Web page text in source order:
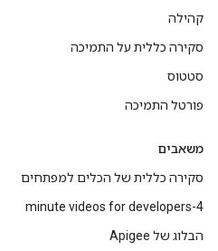
קהילה
סקירה כללית על התמיכה
סטטוס
פורטל התמיכה
משאבים
סקירה כללית של הכלים למפתחים
4-minute videos for developers
הבלוג של Apigee